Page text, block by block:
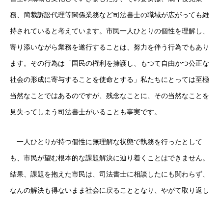
務、簡裁訴訟代理等関係業務など司法書士の職域が広がっても維
持されていると考えています。市民一人ひとりの個性を理解し、
寄り添いながら業務を遂行することは、努力を伴う行為でもあり
ます。その行為は「国民の権利を擁護し、もつて自由かつ公正な
社会の形成に寄与することを使命とする」私たちにとっては至極
当然なことではあるのですが、残念なことに、その当然なことを
見失ってしまう司法書士がいることも事実です。
一人ひとりが持つ個性に無理解な状態で執務を行ったとして
も、市民が望む根本的な課題解決に辿り着くことはできません。
結果、課題を抱えた市民は、司法書士に相談したにも関わらず、
なんの解決も得ないまま社会に戻ることとなり、やがて取り返し